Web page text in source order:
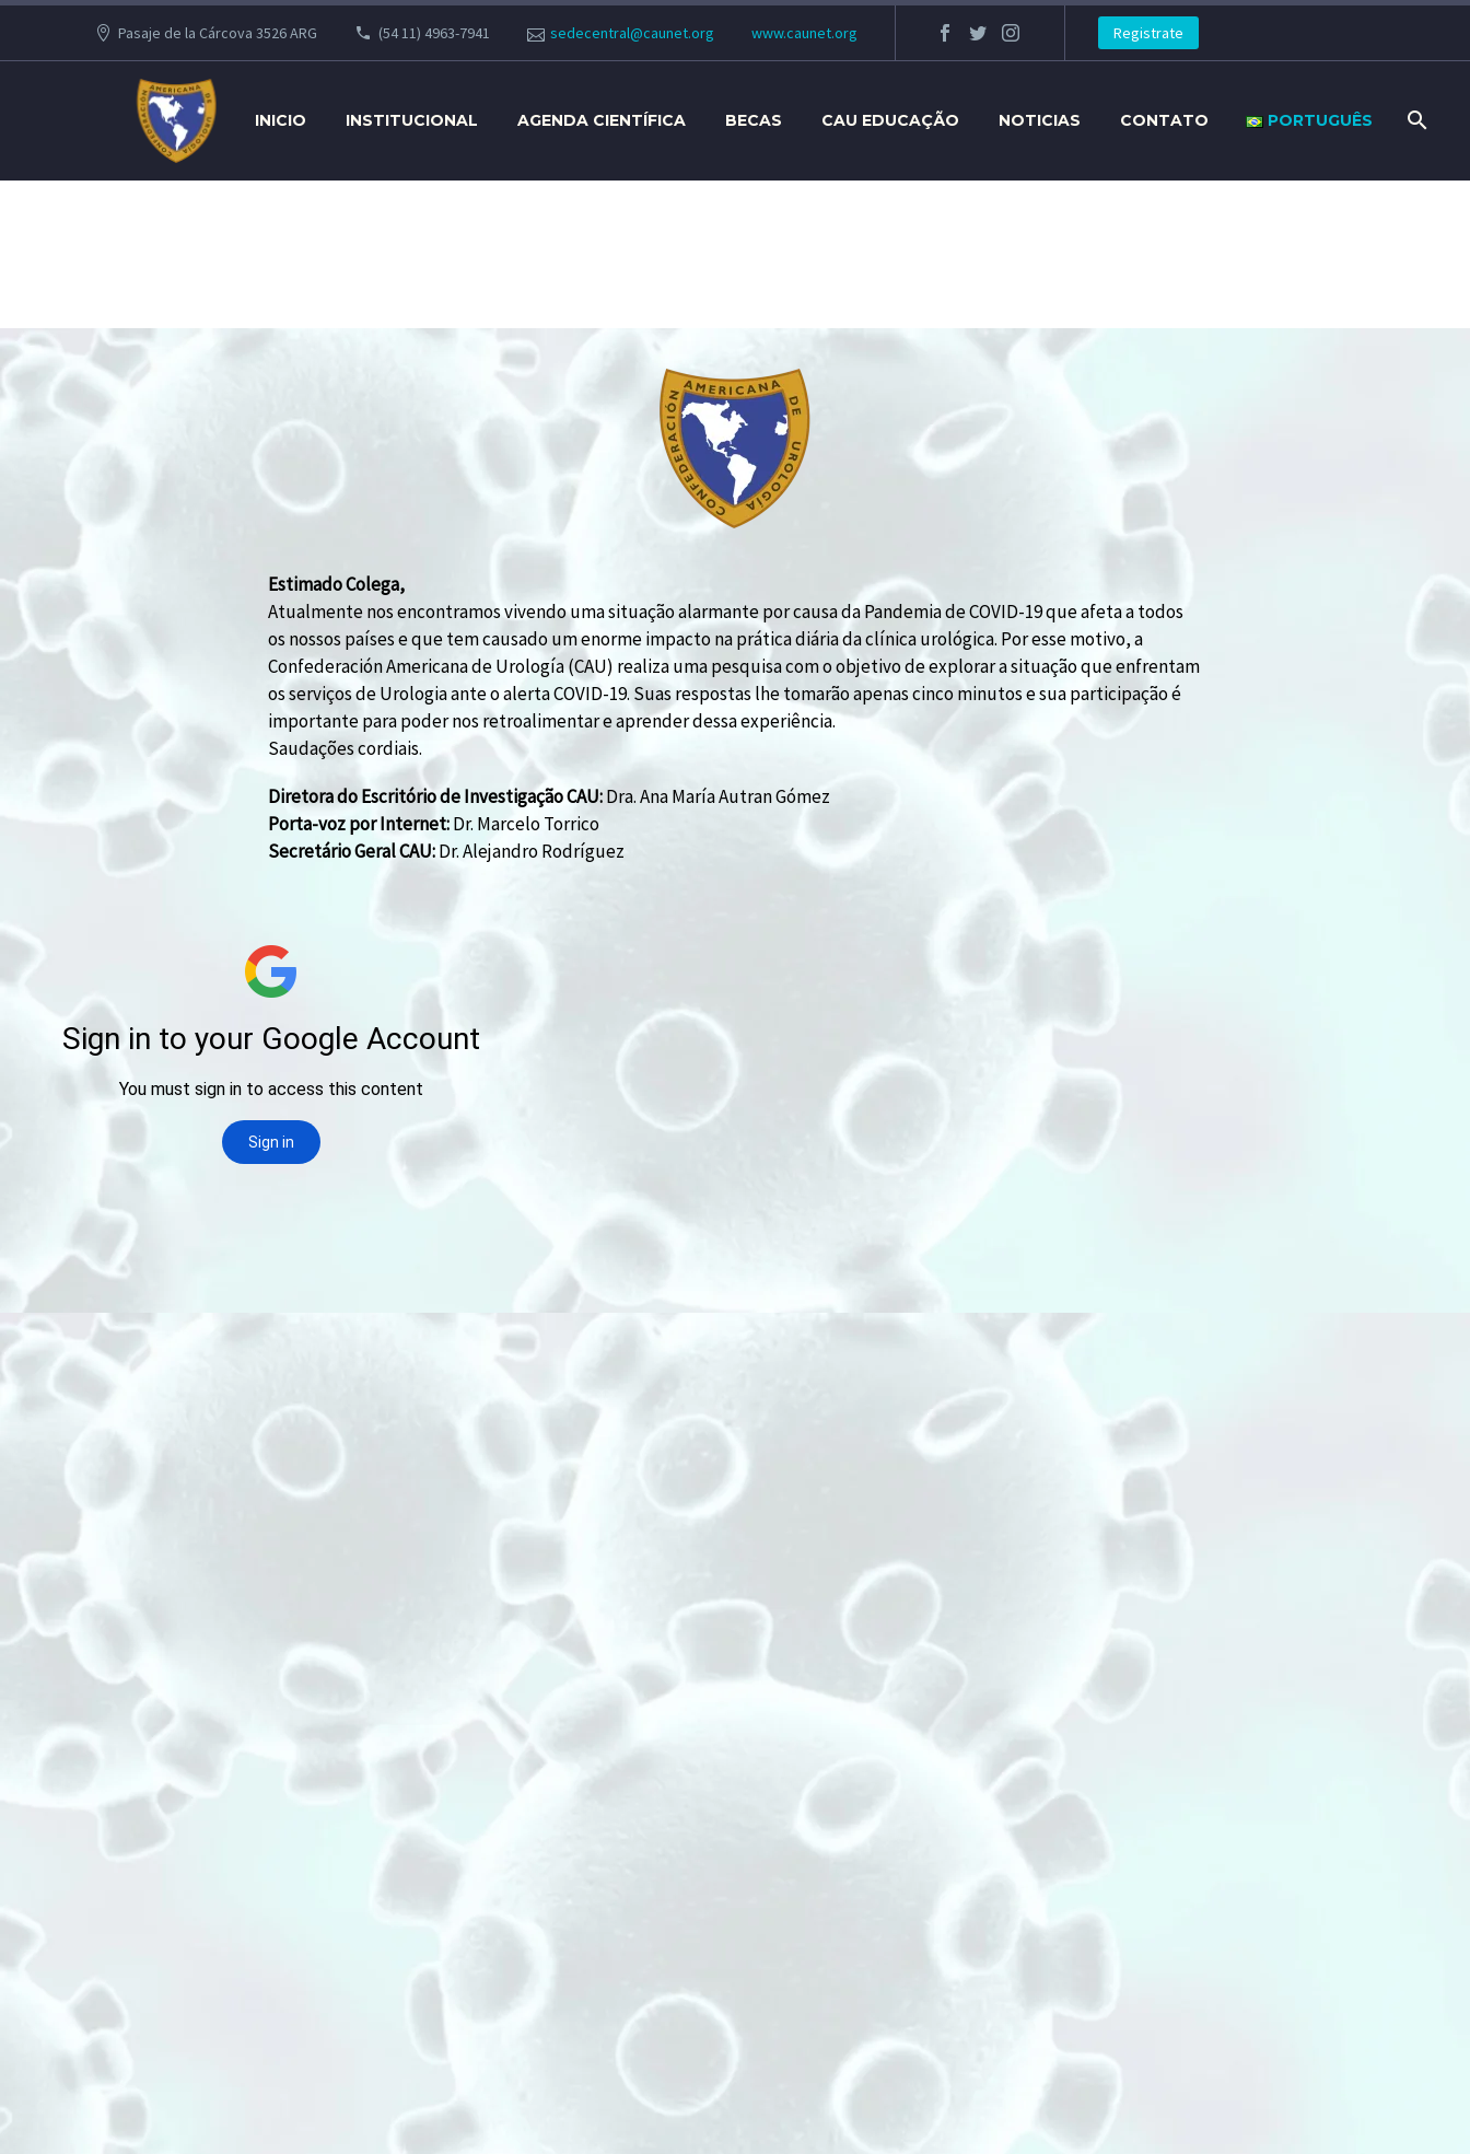
Pasaje de la Cárcova 3526 ARG (54 11) 4963-7941 sedecentral@caunet.org www.caunet.org Registrate
INICIO INSTITUCIONAL AGENDA CIENTÍFICA BECAS CAU EDUCAÇÃO NOTICIAS CONTATO PORTUGUÊS
Estimado Colega,
Atualmente nos encontramos vivendo uma situação alarmante por causa da Pandemia de COVID-19 que afeta a todos
os nossos países e que tem causado um enorme impacto na prática diária da clínica urológica. Por esse motivo, a
Confederación Americana de Urología (CAU) realiza uma pesquisa com o objetivo de explorar a situação que enfrentam
os serviços de Urologia ante o alerta COVID-19. Suas respostas lhe tomarão apenas cinco minutos e sua participação é
importante para poder nos retroalimentar e aprender dessa experiência.
Saudações cordiais.
Diretora do Escritório de Investigação CAU:Dra. Ana María Autran Gómez
Porta-voz por Internet:Dr. Marcelo Torrico
Secretário Geral CAU:Dr. Alejandro Rodríguez